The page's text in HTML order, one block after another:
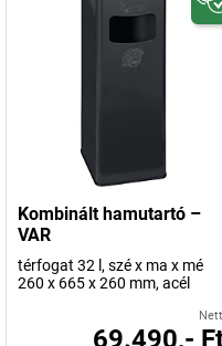
Kombinált hamutartó –
VAR
térfogat 32 l, szé x ma x mé
260 x 665 x 260 mm, acél
69.490,-